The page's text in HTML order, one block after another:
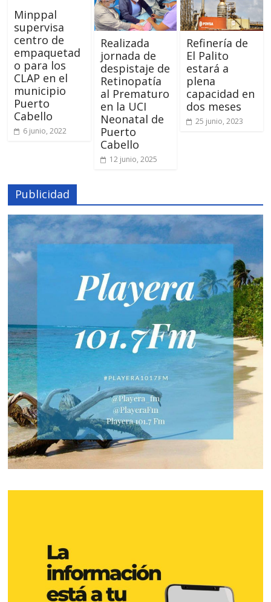
Minppal
supervisa
centro de
empaquetad
o para los
CLAP en el
municipio
Puerto
Cabello
6 junio, 2022
Realizada
jornada de
despistaje de
Retinopatía
al Prematuro
en la UCI
Neonatal de
Puerto
Cabello
12 junio, 2025
Refinería de
El Palito
estará a
plena
capacidad en
dos meses
25 junio, 2023
Publicidad